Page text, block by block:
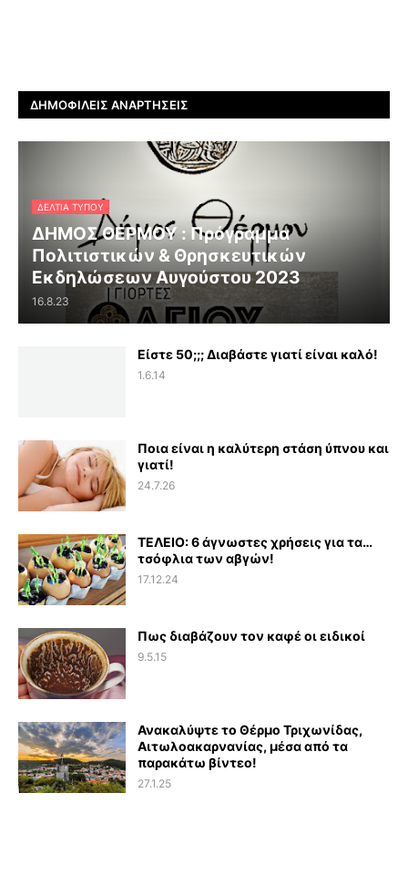
ΔΗΜΟΦΙΛΕΊΣ ΑΝΑΡΤΉΣΕΙΣ
ΔΕΛΤΊΑ ΤΎΠΟΥ
ΔΗΜΟΣ ΘΕΡΜΟΥ : Πρόγραμμα
Πολιτιστικών & Θρησκευτικών
Εκδηλώσεων Αυγούστου 2023
16.8.23
Είστε 50;;; Διαβάστε γιατί είναι καλό!
1.6.14
Ποια είναι η καλύτερη στάση ύπνου και
γιατί!
24.7.26
ΤΕΛΕΙΟ: 6 άγνωστες χρήσεις για τα…
τσόφλια των αβγών!
17.12.24
Πως διαβάζουν τον καφέ οι ειδικοί
9.5.15
Ανακαλύψτε το Θέρμο Τριχωνίδας,
Αιτωλοακαρνανίας, μέσα από τα
παρακάτω βίντεο!
27.1.25